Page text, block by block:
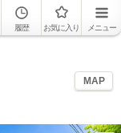
履歴 お気に入り メニュー
MAP